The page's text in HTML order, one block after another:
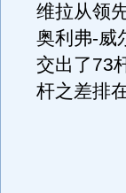
维拉从领
奥利弗-威
交出了73
杆之差排